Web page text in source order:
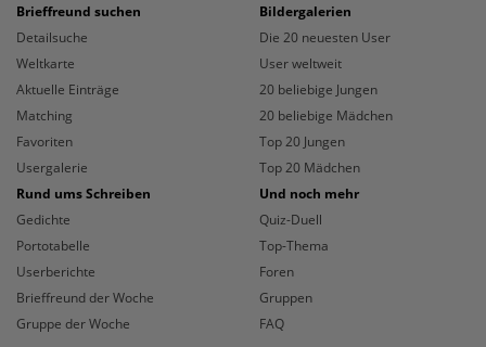
Brieffreund suchen
Detailsuche
Weltkarte
Aktuelle Einträge
Matching
Favoriten
Usergalerie
Bildergalerien
Die 20 neuesten User
User weltweit
20 beliebige Jungen
20 beliebige Mädchen
Top 20 Jungen
Top 20 Mädchen
Rund ums Schreiben
Gedichte
Portotabelle
Userberichte
Brieffreund der Woche
Gruppe der Woche
Und noch mehr
Quiz-Duell
Top-Thema
Foren
Gruppen
FAQ